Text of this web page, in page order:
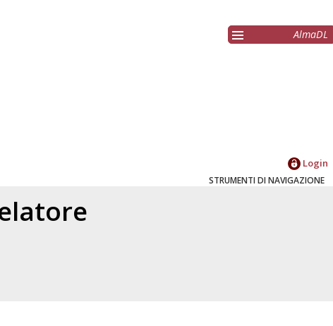
AlmaDL
Login
STRUMENTI DI NAVIGAZIONE